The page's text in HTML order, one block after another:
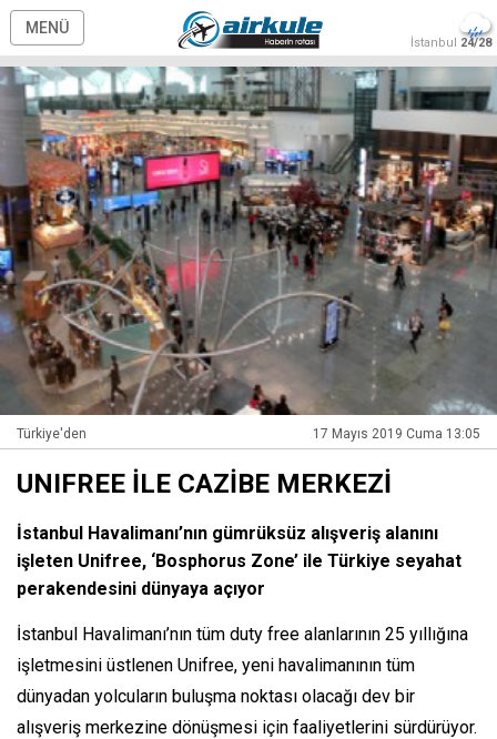
MENÜ
İstanbul 24/28
Türkiye'den 17 Mayıs 2019 Cuma 13:05
UNIFREE İLE CAZİBE MERKEZİ
İstanbul Havalimanı’nın gümrüksüz alışveriş alanını
işleten Unifree, ‘Bosphorus Zone’ ile Türkiye seyahat
perakendesini dünyaya açıyor
İstanbul Havalimanı’nın tüm duty free alanlarının 25 yıllığına
işletmesini üstlenen Unifree, yeni havalimanının tüm
dünyadan yolcuların buluşma noktası olacağı dev bir
alışveriş merkezine dönüşmesi için faaliyetlerini sürdürüyor.